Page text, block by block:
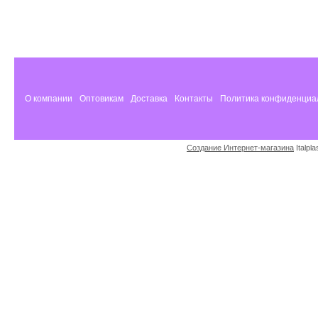
О компании Оптовикам Доставка Контакты Политика
Создание Интернет-магазина